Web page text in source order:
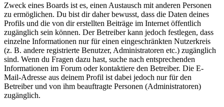
Zweck eines Boards ist es, einen Austausch mit anderen Personen
zu ermöglichen. Du bist dir daher bewusst, dass die Daten deines
Profils und die von dir erstellten Beiträge im Internet öffentlich
zugänglich sein können. Der Betreiber kann jedoch festlegen, dass
einzelne Informationen nur für einen eingeschränkten Nutzerkreis
(z. B. andere registrierte Benutzer, Administratoren etc.) zugänglich
sind. Wenn du Fragen dazu hast, suche nach entsprechenden
Informationen im Forum oder kontaktiere den Betreiber. Die E-
Mail-Adresse aus deinem Profil ist dabei jedoch nur für den
Betreiber und von ihm beauftragte Personen (Administratoren)
zugänglich.